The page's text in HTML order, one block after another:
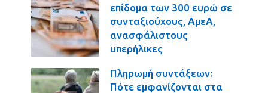
επίδομα των 300 ευρώ σε
συνταξιούχους, ΑμεΑ,
ανασφάλιστους
υπερήλικες
Πληρωμή συντάξεων:
Πότε εμφανίζονται στα